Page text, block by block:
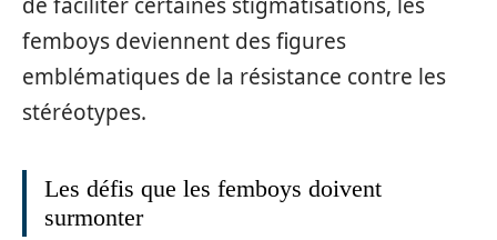
femboys deviennent des figures
emblématiques de la résistance contre les
stéréotypes.
Les défis que les femboys doivent
surmonter